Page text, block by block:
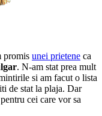
promis unei prietene ca
. N-am stat prea mult
si am facut o lista
de stat la plaja. Dar
cei care vor sa